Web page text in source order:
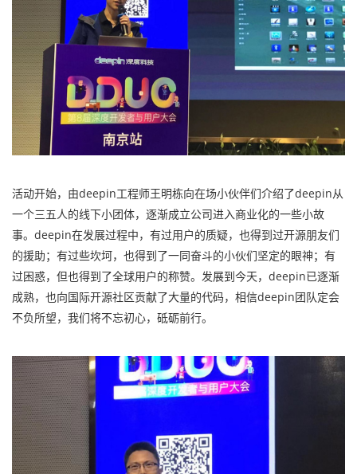
活动开始，由deepin工程师王明栋向在场小伙伴们介绍了deepin从
一个三五人的线下小团体，逐渐成立公司进入商业化的一些小故
事。deepin在发展过程中，有过用户的质疑，也得到过开源朋友们
的援助；有过些坎坷，也得到了一同奋斗的小伙们坚定的眼神；有
过困惑，但也得到了全球用户的称赞。发展到今天，deepin已逐渐
成熟，也向国际开源社区贡献了大量的代码，相信deepin团队定会
不负所望，我们将不忘初心，砥砺前行。